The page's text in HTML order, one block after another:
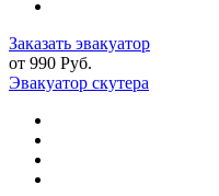
Заказать эвакуатор
от 990 Руб.
Эвакуатор скутера